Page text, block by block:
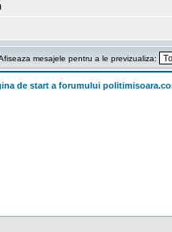
mesajele pentru a le previzualiza:
de start a forumului